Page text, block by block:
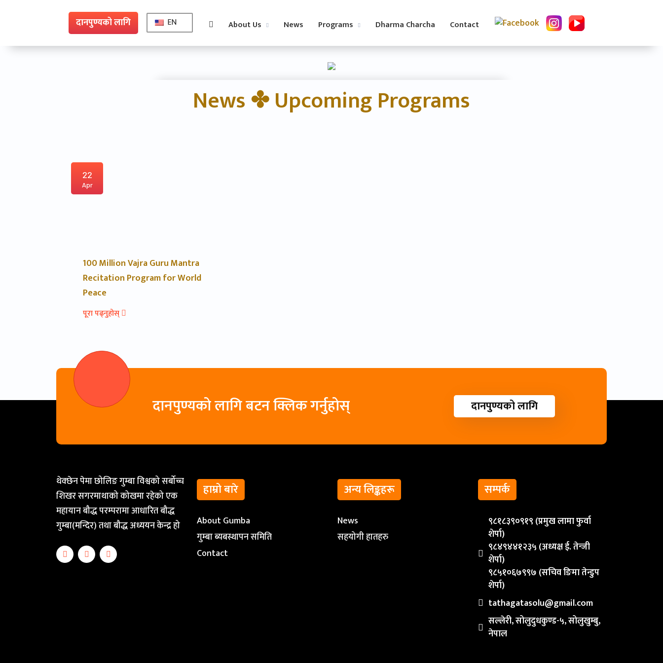
दानपुण्यको लागि EN About Us News Programs Dharma Charcha Contact
News✤Upcoming Programs
22
Apr
100 Million Vajra Guru Mantra
Recitation Program for World
Peace
पूरा पढ्नुहोस्
दानपुण्यको लागि बटन क्लिक गर्नुहोस् दानपुण्यको लागि
थेक्छेन पेमा छोलिङ गुम्बा विश्वको सर्बोच्च
शिखर सगरमाथाको कोखमा रहेको एक
महायान बौद्ध परम्परामा आधारित बौद्ध
गुम्बा(मन्दिर) तथा बौद्ध अध्ययन केन्द्र हो
हाम्रो बारे
About Gumba
गुम्बा ब्यबस्थापन समिति
Contact
अन्य लिङ्कहरू
News
सहयोगी हातहरु
सम्पर्क
९८१८३९०९१९ (प्रमुख लामा फुर्वा
शेर्पा)
९८४९४४१२३५ (अध्यक्ष ई. तेन्जी
शेर्पा)
९८५१०६७९९७ (सचिव ङिमा तेन्डुप
शेर्पा)
tathagatasolu@gmail.com
सल्लेरी, सोलुदुधकुण्ड-५, सोलुखुम्बु,
नेपाल